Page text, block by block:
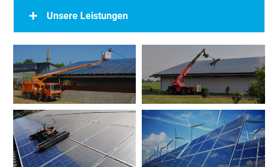
Unsere Leistungen